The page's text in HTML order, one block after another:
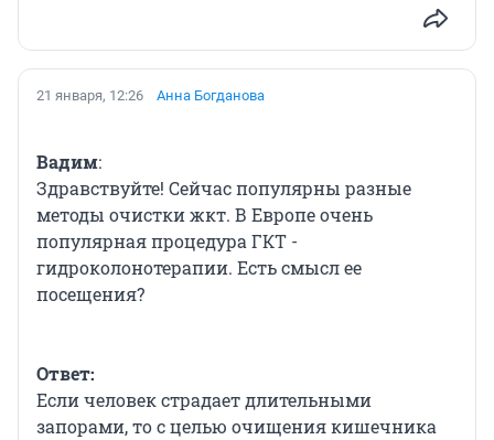
21 января, 12:26 Анна Богданова
Вадим:
Здравствуйте! Сейчас популярны разные
методы очистки жкт. В Европе очень
популярная процедура ГКТ -
гидроколонотерапии. Есть смысл ее
посещения?
Ответ:
Если человек страдает длительными
запорами, то с целью очищения кишечника